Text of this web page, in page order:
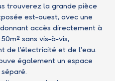
trouverez la grande pièce
est-ouest, avec une
accès directement à
sans vis-à-vis,
de l'électricité et de l'eau.
également un espace